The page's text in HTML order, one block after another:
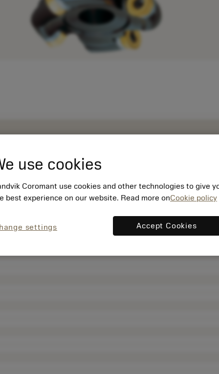
use cookies
Coromant use cookies and other technologies to give
best experience on our website. Read more onCookie policy
settings Accept Cookies